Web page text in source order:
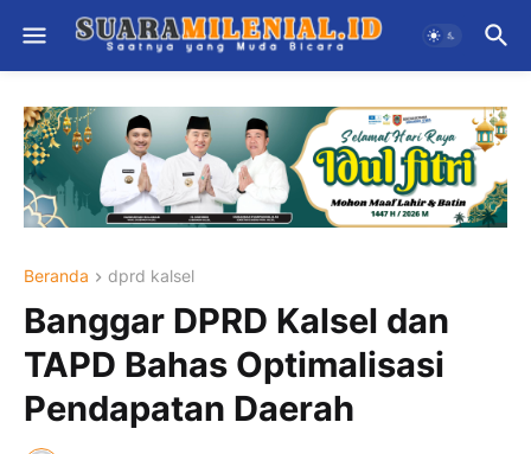
Beranda dprd kalsel
Banggar DPRD Kalsel dan
TAPD Bahas Optimalisasi
Pendapatan Daerah